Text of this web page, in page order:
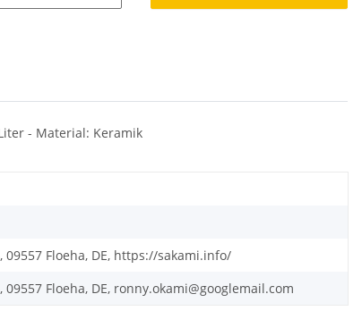
- Material: Keramik
Floeha, DE, https://sakami.info/
Floeha, DE, ronny.okami@googlemail.com